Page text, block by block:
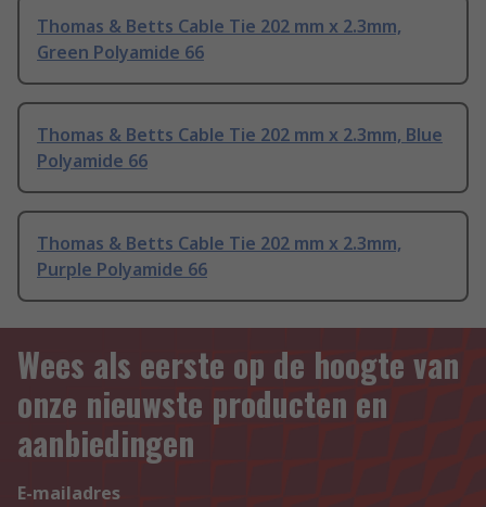
Thomas & Betts Cable Tie 202 mm x 2.3mm,
Green Polyamide 66
Thomas & Betts Cable Tie 202 mm x 2.3mm, Blue
Polyamide 66
Thomas & Betts Cable Tie 202 mm x 2.3mm,
Purple Polyamide 66
Wees als eerste op de hoogte van
onze nieuwste producten en
aanbiedingen
E-mailadres